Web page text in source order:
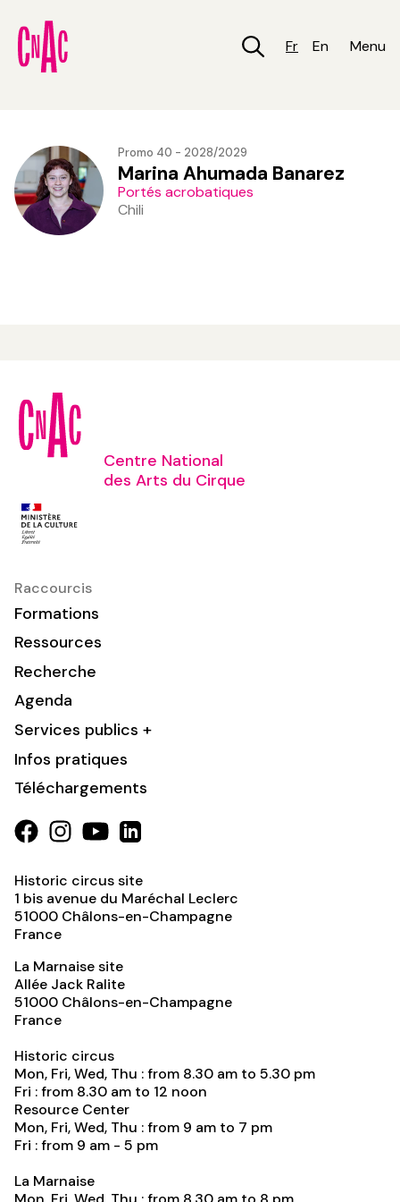
contenu
principal
Fr En Menu
Promo 40 - 2028/2029
Marina Ahumada Banarez
Portés acrobatiques
Chili
Centre National
des Arts du Cirque
Raccourcis
Formations
Ressources
Recherche
Agenda
Services publics +
Infos pratiques
Téléchargements
Historic circus site
1 bis avenue du Maréchal Leclerc
51000 Châlons-en-Champagne
France
La Marnaise site
Allée Jack Ralite
51000 Châlons-en-Champagne
France
Historic circus
Mon, Fri, Wed, Thu : from 8.30 am to 5.30 pm
Fri : from 8.30 am to 12 noon
Resource Center
Mon, Fri, Wed, Thu : from 9 am to 7 pm
Fri : from 9 am - 5 pm
La Marnaise